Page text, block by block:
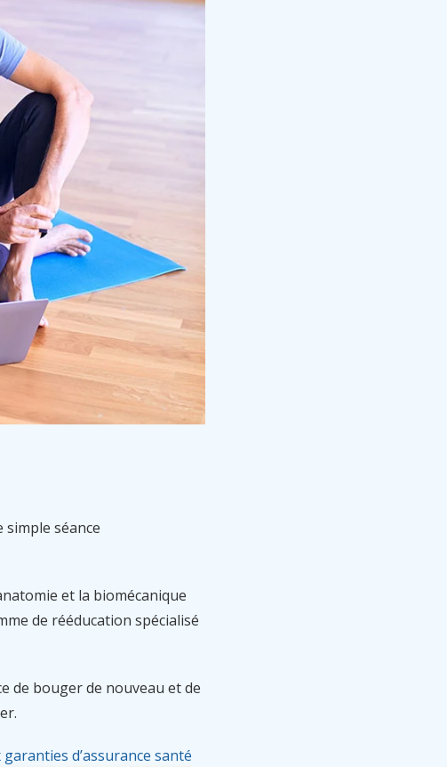
séance
et la biomécanique
de rééducation spécialisé
de bouger de nouveau et de
d’assurance santé